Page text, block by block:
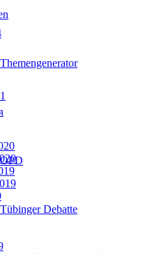
Themengenerator
OPD
Tübinger Debatte